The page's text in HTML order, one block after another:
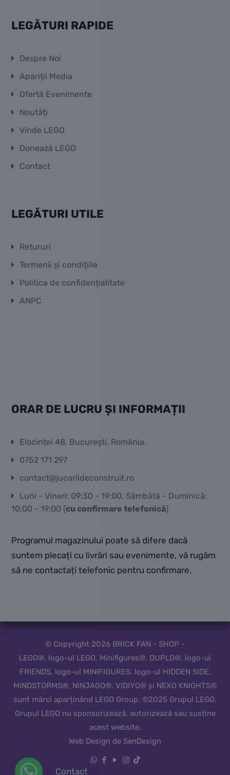
LEGĂTURI RAPIDE
Despre Noi
Apariții Media
Ofertă Evenimente
Noutăți
Vinde LEGO
Donează LEGO
Contact
LEGĂTURI UTILE
Retururi
Termenii și condițiile
Politica de confidențialitate
ANPC
ORAR DE LUCRU ȘI INFORMAȚII
Elocinței 48, București, România.
0752 171 297
contact@jucariideconstruit.ro
Luni - Vineri: 09:30 - 19:00, Sâmbătă - Duminică:
10:00 - 19:00 (cu confirmare telefonică)
Programul magazinului poate să difere dacă
suntem plecați cu livrări sau evenimente, vă rugăm
să ne contactați telefonic pentru confirmare.
© Copyright 2026 BRICK FAN - SHOP -
LEGO®, logo-ul LEGO, Minifigures®, DUPLO®, logo-ul
FRIENDS, logo-ul MINIFIGURES, logo-ul HIDDEN SIDE,
MINDSTORMS®, NINJAGO®, VIDIYO® și NEXO KNIGHTS®
sunt mărci aparținând LEGO Group. ©2025 Grupul LEGO.
Grupul LEGO nu sponsorizează, autorizează sau susține
acest website.
Web Design de SenDesign
Contact